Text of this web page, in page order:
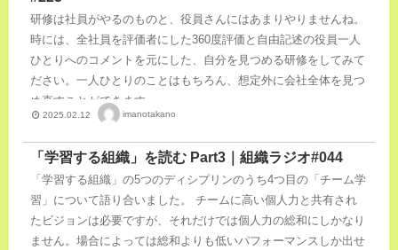
研修は社員がやるのものと、役員さんにはあまりやりませんね。
時には、全社員を評価者にした360度評価と自由記述の役員一人
ひとりへのコメントを元にした、自分を見つめる研修をしてみて
ださい。一人ひとりのことはもちろん、想定外に会社全体を見つ
め直すことができます。
2025.02.12 imanotakano
「学習する組織」を読む Part3｜組織ラジオ#044
「学習する組織」の5つのディシプリンのうち4つ目の「チーム学
習」について語り合いました。 チームに高い個人力と共有され
たビジョンは必要ですが、それだけでは個人力の総和にしかなり
ません。場合によっては総和よりも低いパフォーマンスしか出せ